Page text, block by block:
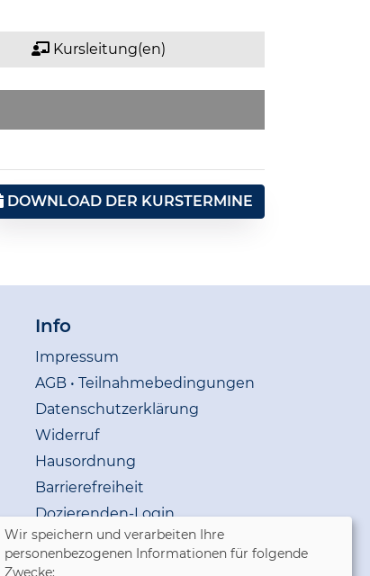
Kursleitung(en)
DOWNLOAD DER KURSTERMINE
Info
Impressum
AGB • Teilnahmebedingungen
Datenschutzerklärung
Widerruf
Hausordnung
Barrierefreiheit
Dozierenden-Login
Cookie Einstellungen
Wir speichern und verarbeiten Ihre
personenbezogenen Informationen für folgende
Zwecke: